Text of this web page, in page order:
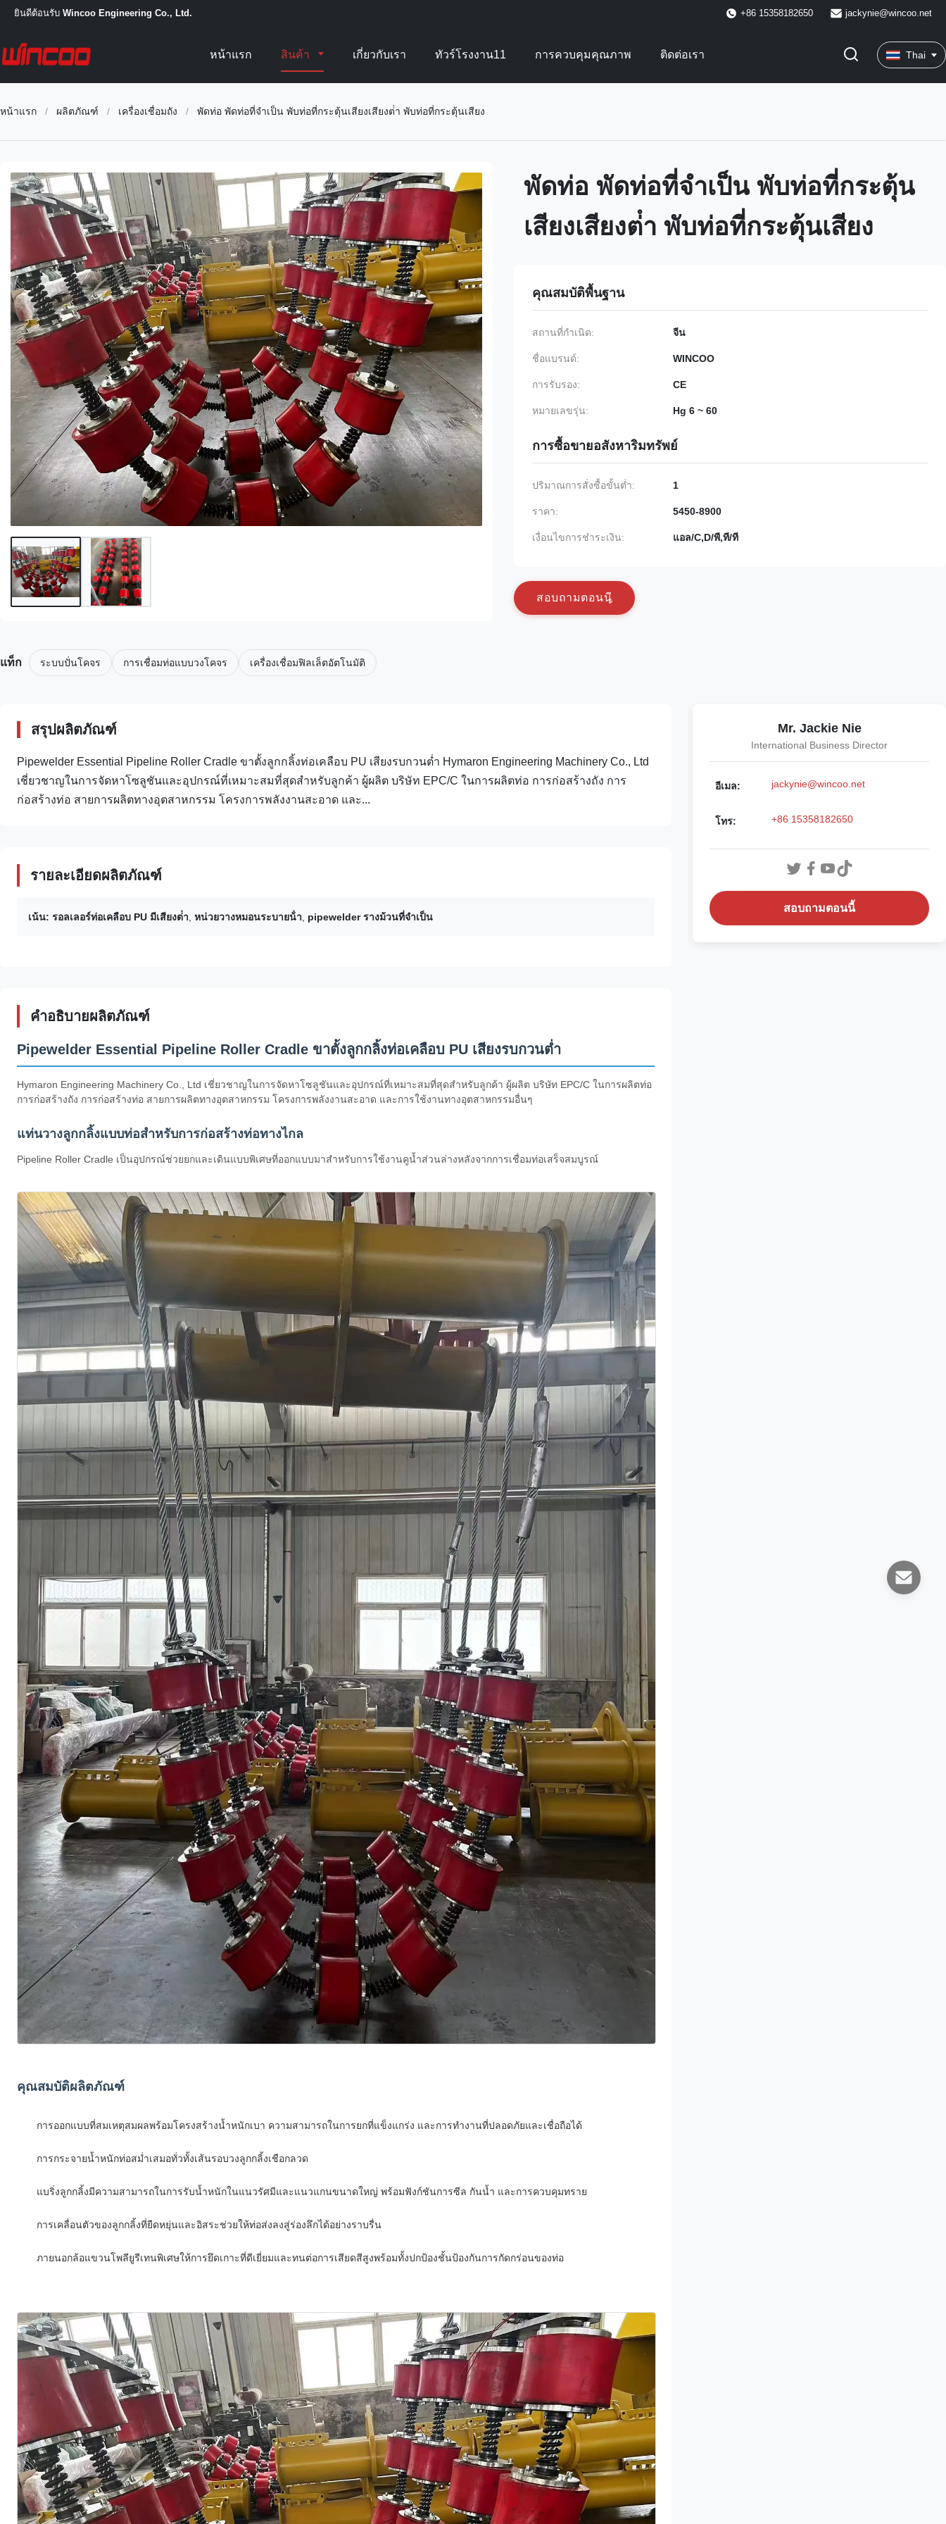
ยินดีต้อนรับ Wincoo Engineering Co., Ltd. +86 15358182650 jackynie@wincoo.net
หน้าแรก สินค้า เกี่ยวกับเรา ทัวร์โรงงาน11 การควบคุมคุณภาพ ติดต่อเรา Thai
หน้าแรก / ผลิตภัณฑ์ / เครื่องเชื่อมถัง / พัดท่อ พัดท่อที่จําเป็น พับท่อที่กระตุ้นเสียงเสียงต่ํา พับท่อที่กระตุ้นเสียง
พัดท่อ พัดท่อที่จําเป็น พับท่อที่กระตุ้น
เสียงเสียงต่ํา พับท่อที่กระตุ้นเสียง
คุณสมบัติพื้นฐาน
สถานที่กำเนิด: จีน
ชื่อแบรนด์: WINCOO
การรับรอง: CE
หมายเลขรุ่น: Hg 6 ~ 60
การซื้อขายอสังหาริมทรัพย์
ปริมาณการสั่งซื้อขั้นต่ำ: 1
ราคา: 5450-8900
เงื่อนไขการชำระเงิน: แอล/C,D/พี,ที/ที
สอบถามตอนน
แท็ก ระบบปั่นโคจร การเชื่อมท่อแบบวงโคจร เครื่องเชื่อมฟิลเล็ตอัตโนมัติ
สรุปผลิตภัณฑ์
Pipewelder Essential Pipeline Roller Cradle ขาตั้งลูกกลิ้งท่อเคลือบ PU เสียงรบกวนต่ำ Hymaron Engineering Machinery Co., Ltd
เชี่ยวชาญในการจัดหาโซลูชันและอุปกรณ์ที่เหมาะสมที่สุดสำหรับลูกค้า ผู้ผลิต บริษัท EPC/C ในการผลิตท่อ การก่อสร้างถัง การ
ก่อสร้างท่อ สายการผลิตทางอุตสาหกรรม โครงการพลังงานสะอาด และ...
รายละเอียดผลิตภัณฑ์
เน้น: รอลเลอร์ท่อเคลือบ PU มีเสียงต่ํา, หน่วยวางหมอนระบายน้ํา, pipewelder รางม้วนที่จําเป็น
คำอธิบายผลิตภัณฑ์
Pipewelder Essential Pipeline Roller Cradle ขาตั้งลูกกลิ้งท่อเคลือบ PU เสียงรบกวนต่ำ
Hymaron Engineering Machinery Co., Ltd เชี่ยวชาญในการจัดหาโซลูชันและอุปกรณ์ที่เหมาะสมที่สุดสำหรับลูกค้า ผู้ผลิต บริษัท EPC/C ในการผลิตท่อ
การก่อสร้างถัง การก่อสร้างท่อ สายการผลิตทางอุตสาหกรรม โครงการพลังงานสะอาด และการใช้งานทางอุตสาหกรรมอื่นๆ
แท่นวางลูกกลิ้งแบบท่อสำหรับการก่อสร้างท่อทางไกล
Pipeline Roller Cradle เป็นอุปกรณ์ช่วยยกและเดินแบบพิเศษที่ออกแบบมาสำหรับการใช้งานคูน้ำส่วนล่างหลังจากการเชื่อมท่อเสร็จสมบูรณ์
คุณสมบัติผลิตภัณฑ์
การออกแบบที่สมเหตุสมผลพร้อมโครงสร้างน้ำหนักเบา ความสามารถในการยกที่แข็งแกร่ง และการทำงานที่ปลอดภัยและเชื่อถือได้
การกระจายน้ำหนักท่อสม่ำเสมอทั่วทั้งเส้นรอบวงลูกกลิ้งเชือกลวด
แบริ่งลูกกลิ้งมีความสามารถในการรับน้ำหนักในแนวรัศมีและแนวแกนขนาดใหญ่ พร้อมฟังก์ชันการซีล กันน้ำ และการควบคุมทราย
การเคลื่อนตัวของลูกกลิ้งที่ยืดหยุ่นและอิสระช่วยให้ท่อส่งลงสู่ร่องลึกได้อย่างราบรื่น
ภายนอกล้อแขวนโพลียูรีเทนพิเศษให้การยึดเกาะที่ดีเยี่ยมและทนต่อการเสียดสีสูงพร้อมทั้งปกป้องชั้นป้องกันการกัดกร่อนของท่อ
Mr. Jackie Nie
International Business Director
อีเมล: jackynie@wincoo.net
โทร: +86 15358182650
สอบถามตอนนี้